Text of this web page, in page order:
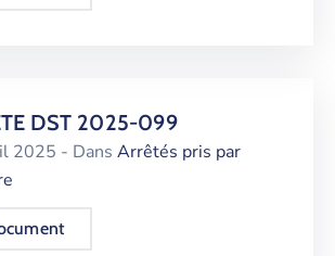
DST 2025-099
2025 - Dans Arrêtés pris par